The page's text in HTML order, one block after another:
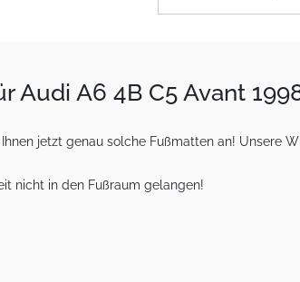
Audi A6 4B C5 Avant
jetzt genau solche Fußmatten an! Unsere
nicht in den Fußraum gelangen!